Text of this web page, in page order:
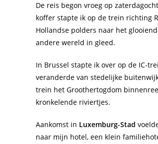
De reis begon vroeg op
koffer stapte ik op de trein richting
Hollandse polders naar het
andere wereld in gleed.
In Brussel stapte ik over op de IC-
veranderde van stedelijke
trein het Groothertogdom
kronkelende riviertjes.
Aankomst in Luxemburg-Stad
naar mijn hotel, een klein